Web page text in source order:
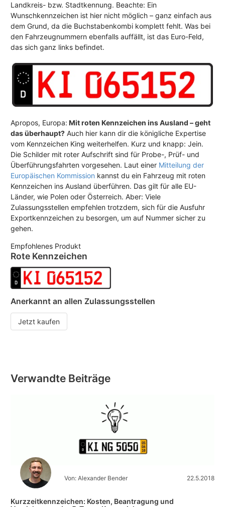
Landkreis- bzw. Stadtkennung. Beachte: Ein
Wunschkennzeichen ist hier nicht möglich – ganz einfach aus
dem Grund, da die Buchstabenkombi komplett fehlt. Was bei
den Fahrzeugnummern ebenfalls auffällt, ist das Euro-Feld,
das sich ganz links befindet.
Apropos, Europa: Mit roten Kennzeichen ins Ausland – geht
das überhaupt? Auch hier kann dir die königliche Expertise
vom Kennzeichen King weiterhelfen. Kurz und knapp: Jein.
Die Schilder mit roter Aufschrift sind für Probe-, Prüf- und
Überführungsfahrten vorgesehen. Laut einer Mitteilung der
Europäischen Kommission kannst du ein Fahrzeug mit roten
Kennzeichen ins Ausland überführen. Das gilt für alle EU-
Länder, wie Polen oder Österreich. Aber: Viele
Zulassungsstellen empfehlen trotzdem, sich für die Ausfuhr
Exportkennzeichen zu besorgen, um auf Nummer sicher zu
gehen.
Empfohlenes Produkt
Rote Kennzeichen
Anerkannt an allen Zulassungsstellen
Jetzt kaufen
Verwandte Beiträge
Von: Alexander Bender 22.5.2018
Kurzzeitkennzeichen: Kosten, Beantragung und